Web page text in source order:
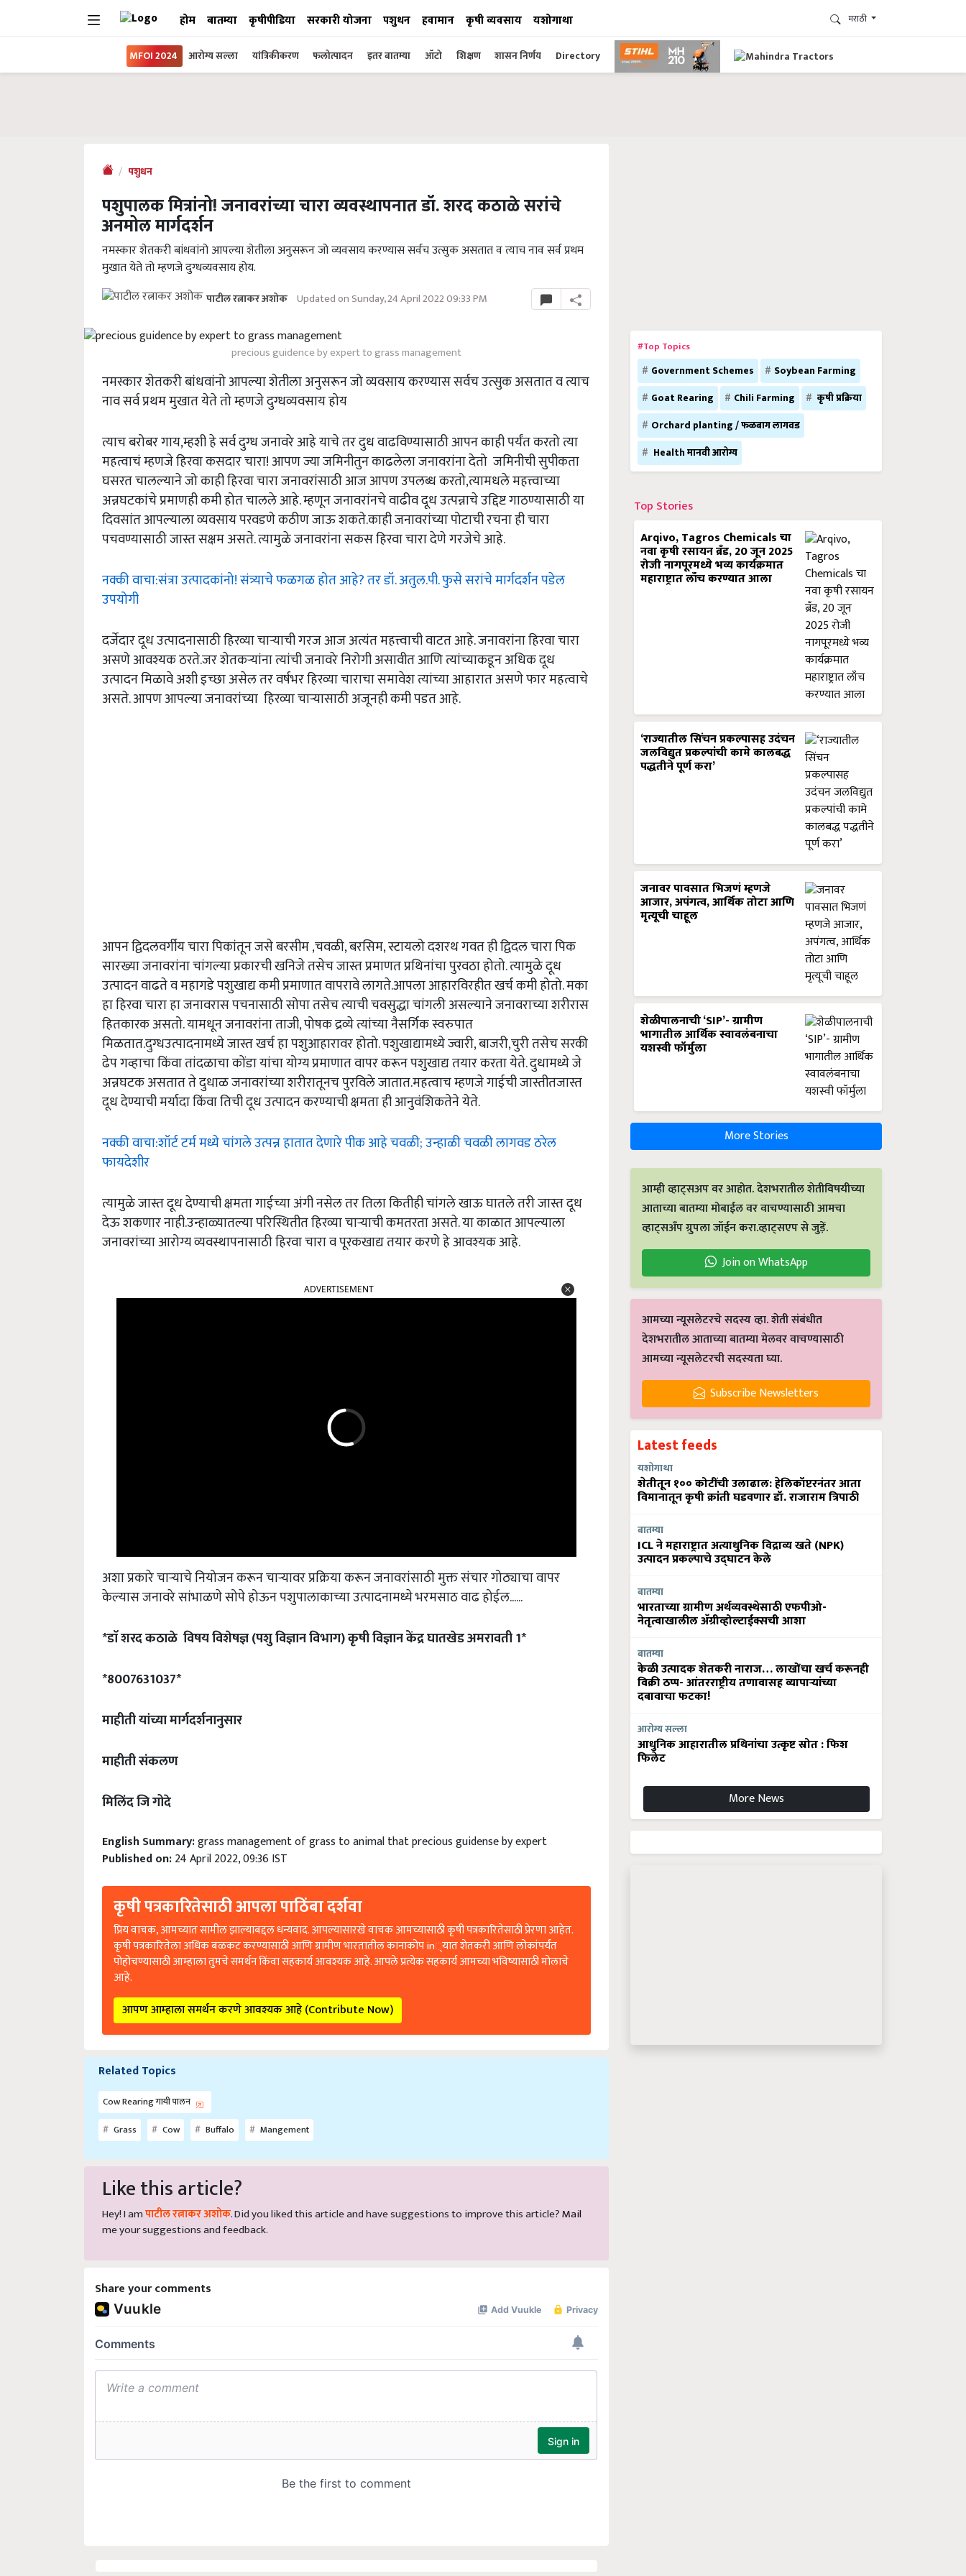
होम बातम्या कृषीपीडिया सरकारी योजना पशुधन हवामान कृषी व्यवसाय यशोगाथा मराठी
MFOI 2024 आरोग्य सल्ला यांत्रिकीकरण फलोत्पादन इतर बातम्या ऑटो शिक्षण शासन निर्णय Directory
पशुधन
पशुपालक मित्रांनो! जनावरांच्या चारा व्यवस्थापनात डॉ. शरद कठाळे सरांचे
अनमोल मार्गदर्शन
नमस्कार शेतकरी बांधवांनो आपल्या शेतीला अनुसरून जो व्यवसाय करण्यास सर्वच उत्सुक असतात व त्याच नाव सर्व प्रथम
मुखात येते तो म्हणजे दुग्धव्यवसाय होय.
पाटील रत्नाकर अशोक Updated on Sunday, 24 April 2022 09:33 PM
precious guidence by expert to grass management
नमस्कार शेतकरी बांधवांनो आपल्या शेतीला अनुसरून जो व्यवसाय करण्यास सर्वच उत्सुक असतात व त्याच
नाव सर्व प्रथम मुखात येते तो म्हणजे दुग्धव्यवसाय होय
त्याच बरोबर गाय,म्हशी हे सर्व दुग्ध जनावरे आहे याचे तर दुध वाढविण्यासाठी आपन काही पर्यंत करतो त्या
महत्वाचं म्हणजे हिरवा कसदार चारा! आपण ज्या जमिनीतुन काढलेला जनावरांना देतो जमिनीची सुपीकता
घसरत चालल्याने जो काही हिरवा चारा जनावरांसाठी आज आपण उपलब्ध करतो,त्यामधले महत्त्वाच्या
अन्नघटकांचे प्रमाणही कमी होत चालले आहे. म्हणून जनावरांनचे वाढीव दूध उत्पन्नाचे उद्दिष्ट गाठण्यासाठी या
दिवसांत आपल्याला व्यवसाय परवडणे कठीण जाऊ शकते.काही जनावरांच्या पोटाची रचना ही चारा
पचवण्यासाठी जास्त सक्षम असते. त्यामुळे जनावरांना सकस हिरवा चारा देणे गरजेचे आहे.
नक्की वाचा:संत्रा उत्पादकांनो! संत्र्याचे फळगळ होत आहे? तर डॉ. अतुल.पी. फुसे सरांचे मार्गदर्शन पडेल
उपयोगी
दर्जेदार दूध उत्पादनासाठी हिरव्या चाऱ्याची गरज आज अत्यंत महत्त्वाची वाटत आहे. जनावरांना हिरवा चारा
असणे आवश्यक ठरते.जर शेतकऱ्यांना त्यांची जनावरे निरोगी असावीत आणि त्यांच्याकडून अधिक दूध
उत्पादन मिळावे अशी इच्छा असेल तर वर्षभर हिरव्या चाराचा समावेश त्यांच्या आहारात असणे फार महत्वाचे
असते. आपण आपल्या जनावरांच्या हिरव्या चाऱ्यासाठी अजूनही कमी पडत आहे.
आपन द्विदलवर्गीय चारा पिकांतून जसे बरसीम ,चवळी, बरसिम, स्टायलो दशरथ गवत ही द्विदल चारा पिक
सारख्या जनावरांना चांगल्या प्रकारची खनिजे तसेच जास्त प्रमाणत प्रथिनांचा पुरवठा होतो. त्यामुळे दूध
उत्पादन वाढते व महागडे पशुखाद्य कमी प्रमाणात वापरावे लागते.आपला आहारविरहीत खर्च कमी होतो. मका
हा हिरवा चारा हा जनावरास पचनासाठी सोपा तसेच त्याची चवसुद्धा चांगली असल्याने जनावराच्या शरीरास
हितकारक असतो. यामधून जनावरांना ताजी, पोषक द्रव्ये त्यांच्या नैसर्गिक स्वरुपात
मिळतात.दुग्धउत्पादनामध्ये जास्त खर्च हा पशुआहारावर होतो. पशुखाद्यामध्ये ज्वारी, बाजरी,चुरी तसेच सरकी
ढेप गव्हाचा किंवा तांदळाचा कोंडा यांचा योग्य प्रमाणात वापर करून पशुखाद्य तयार करता येते. दुधामध्ये जे
अन्नघटक असतात ते दुधाळ जनावरांच्या शरीरातूनच पुरविले जातात.महत्वाच म्हणजे गाईची जास्तीतजास्त
दूध देण्याची मर्यादा किंवा तिची दूध उत्पादन करण्याची क्षमता ही आनुवंशिकतेने येते.
नक्की वाचा:शॉर्ट टर्म मध्ये चांगले उत्पन्न हातात देणारे पीक आहे चवळी; उन्हाळी चवळी लागवड ठरेल
फायदेशीर
त्यामुळे जास्त दूध देण्याची क्षमता गाईच्या अंगी नसेल तर तिला कितीही चांगले खाऊ घातले तरी जास्त दूध
देऊ शकणार नाही.उन्हाळ्यातल्या परिस्थितीत हिरव्या चाऱ्याची कमतरता असते. या काळात आपल्याला
जनावरांच्या आरोग्य व्यवस्थापनासाठी हिरवा चारा व पूरकखाद्य तयार करणे हे आवश्यक आहे.
ADVERTISEMENT
अशा प्रकारे चाऱ्याचे नियोजन करून चाऱ्यावर प्रक्रिया करून जनावरांसाठी मुक्त संचार गोठ्याचा वापर
केल्यास जनावरे सांभाळणे सोपे होऊन पशुपालाकाच्या उत्पादनामध्ये भरमसाठ वाढ होईल......
*डाॅ शरद कठाळे विषय विशेषज्ञ (पशु विज्ञान विभाग) कृषी विज्ञान केंद्र घातखेड अमरावती 1*
*8007631037*
माहीती यांच्या मार्गदर्शनानुसार
माहीती संकलण
मिलिंद जि गोदे
English Summary:grass management of grass to animal that precious guidense by expert
Published on:24 April 2022, 09:36 IST
कृषी पत्रकारितेसाठी आपला पाठिंबा दर्शवा
प्रिय वाचक, आमच्यात सामील झाल्याबद्दल धन्यवाद. आपल्यासारखे वाचक आमच्यासाठी कृषी पत्रकारितेसाठी प्रेरणा आहेत.
कृषी पत्रकारितेला अधिक बळकट करण्यासाठी आणि ग्रामीण भारतातील कानाकोप in्यात शेतकरी आणि लोकांपर्यंत
पोहोचण्यासाठी आम्हाला तुमचे समर्थन किंवा सहकार्य आवश्यक आहे. आपले प्रत्येक सहकार्य आमच्या भविष्यासाठी मोलाचे
आहे.
आपण आम्हाला समर्थन करणे आवश्यक आहे (Contribute Now)
Related Topics
Cow Rearing गायी पालन
Grass
Cow Buffalo Mangement
Like this article?
Hey! I amपाटील रत्नाकर अशोक. Did you liked this article and have suggestions to improve this article?Mail
me your suggestions and feedback.
Share your comments
#Top Topics
Government Schemes
Soybean Farming
Goat Rearing
Chili Farming
कृषी प्रक्रिया
Orchard planting / फळबाग लागवड
Health मानवी आरोग्य
Top Stories
Arqivo, Tagros Chemicals चा
नवा कृषी रसायन ब्रँड, 20 जून 2025
रोजी नागपूरमध्ये भव्य कार्यक्रमात
महाराष्ट्रात लाँच करण्यात आला
‘राज्यातील सिंचन प्रकल्पासह उदंचन
जलविद्युत प्रकल्पांची कामे कालबद्ध
पद्धतीने पूर्ण करा’
जनावर पावसात भिजणं म्हणजे
आजार, अपंगत्व, आर्थिक तोटा आणि
मृत्यूची चाहूल
शेळीपालनाची ‘SIP’- ग्रामीण
भागातील आर्थिक स्वावलंबनाचा
यशस्वी फॉर्मुला
More Stories
आम्ही व्हाट्सअप वर आहोत. देशभरातील शेतीविषयीच्या
आताच्या बातम्या मोबाईल वर वाचण्यासाठी आमचा
व्हाट्सअँप ग्रुपला जॉईन करा.व्हाट्सएप से जुड़ें.
Join on WhatsApp
आमच्या न्यूसलेटरचे सदस्य व्हा. शेती संबंधीत
देशभरातील आताच्या बातम्या मेलवर वाचण्यासाठी
आमच्या न्यूसलेटरची सदस्यता घ्या.
Subscribe Newsletters
Latest feeds
यशोगाथा
शेतीतून १०० कोटींची उलाढाल: हेलिकॉप्टरनंतर आता
विमानातून कृषी क्रांती घडवणार डॉ. राजाराम त्रिपाठी
बातम्या
ICL ने महाराष्ट्रात अत्याधुनिक विद्राव्य खते (NPK)
उत्पादन प्रकल्पाचे उद्घाटन केले
बातम्या
भारताच्या ग्रामीण अर्थव्यवस्थेसाठी एफपीओ-
नेतृत्वाखालील अ‍ॅग्रीव्होल्टाईक्सची आशा
बातम्या
केळी उत्पादक शेतकरी नाराज… लाखोंचा खर्च करूनही
विक्री ठप्प- आंतरराष्ट्रीय तणावासह व्यापाऱ्यांच्या
दबावाचा फटका!
आरोग्य सल्ला
आधुनिक आहारातील प्रथिनांचा उत्कृष्ट स्रोत : फिश
फिलेट
More News